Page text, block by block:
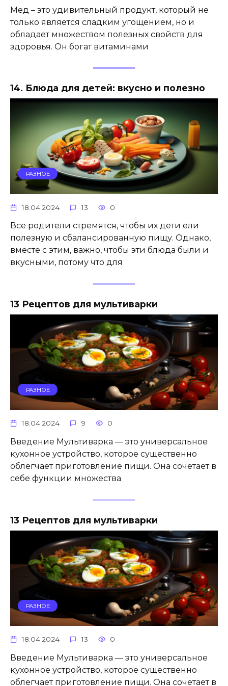
Мед – это удивительный продукт, который не
только является сладким угощением, но и
обладает множеством полезных свойств для
здоровья. Он богат витаминами
14. Блюда для детей: вкусно и полезно
РАЗНОЕ
18.04.2024 13 0
Все родители стремятся, чтобы их дети ели
полезную и сбалансированную пищу. Однако,
вместе с этим, важно, чтобы эти блюда были и
вкусными, потому что для
13 Рецептов для мультиварки
РАЗНОЕ
18.04.2024 9 0
Введение Мультиварка — это универсальное
кухонное устройство, которое существенно
облегчает приготовление пищи. Она сочетает в
себе функции множества
13 Рецептов для мультиварки
РАЗНОЕ
18.04.2024 13 0
Введение Мультиварка — это универсальное
кухонное устройство, которое существенно
облегчает приготовление пищи. Она сочетает в